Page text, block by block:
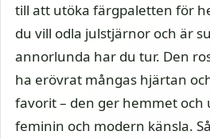
till att utöka färgpaletten för
du vill odla julstjärnor och är
annorlunda har du tur. Den
ha erövrat mångas hjärtan
favorit – den ger hemmet och
feminin och modern känsla.